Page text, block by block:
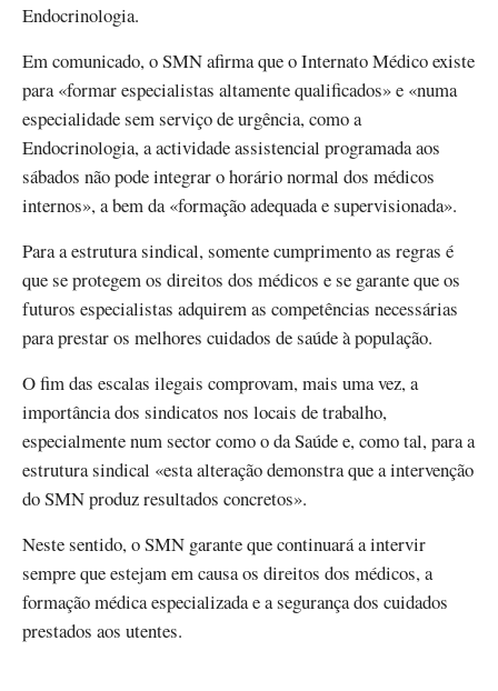
Endocrinologia.
Em comunicado, o SMN afirma que o Internato Médico existe
para «formar especialistas altamente qualificados» e «numa
especialidade sem serviço de urgência, como a
Endocrinologia, a actividade assistencial programada aos
sábados não pode integrar o horário normal dos médicos
internos», a bem da «formação adequada e supervisionada».
Para a estrutura sindical, somente cumprimento as regras é
que se protegem os direitos dos médicos e se garante que os
futuros especialistas adquirem as competências necessárias
para prestar os melhores cuidados de saúde à população.
O fim das escalas ilegais comprovam, mais uma vez, a
importância dos sindicatos nos locais de trabalho,
especialmente num sector como o da Saúde e, como tal, para a
estrutura sindical «esta alteração demonstra que a intervenção
do SMN produz resultados concretos».
Neste sentido, o SMN garante que continuará a intervir
sempre que estejam em causa os direitos dos médicos, a
formação médica especializada e a segurança dos cuidados
prestados aos utentes.